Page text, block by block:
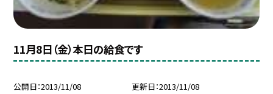
11月8日（金）本日の給食です
公開日 2013/11/08 更新日 2013/11/08